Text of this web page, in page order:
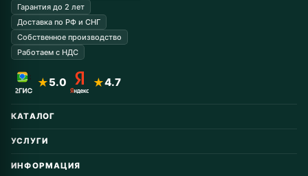
Гарантия до 2 лет
Доставка по РФ и СНГ
Собственное производство
Работаем с НДС
★5.0 ★4.7
КАТАЛОГ
Автомобильные запчасти
Дорожная техника
УСЛУГИ
Восстановление колёс
ИНФОРМАЦИЯ